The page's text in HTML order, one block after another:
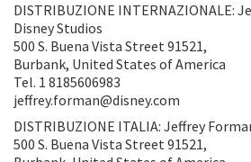
DISTRIBUZIONE INTERNAZIONALE:
Disney Studios
500 S. Buena Vista Street 91521,
Burbank, United States of America
Tel. 1 8185606983
jeffrey.forman@disney.com
DISTRIBUZIONE ITALIA: Jeffrey
500 S. Buena Vista Street 91521,